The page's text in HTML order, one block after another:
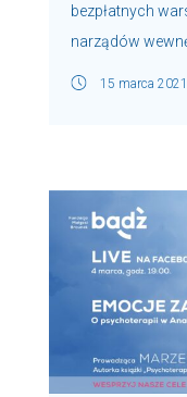
bezpłatnych
narządów
15 marca 2021